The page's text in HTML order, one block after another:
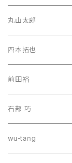
丸山太郎
四本拓也
前田裕
石部 巧
wu-tang